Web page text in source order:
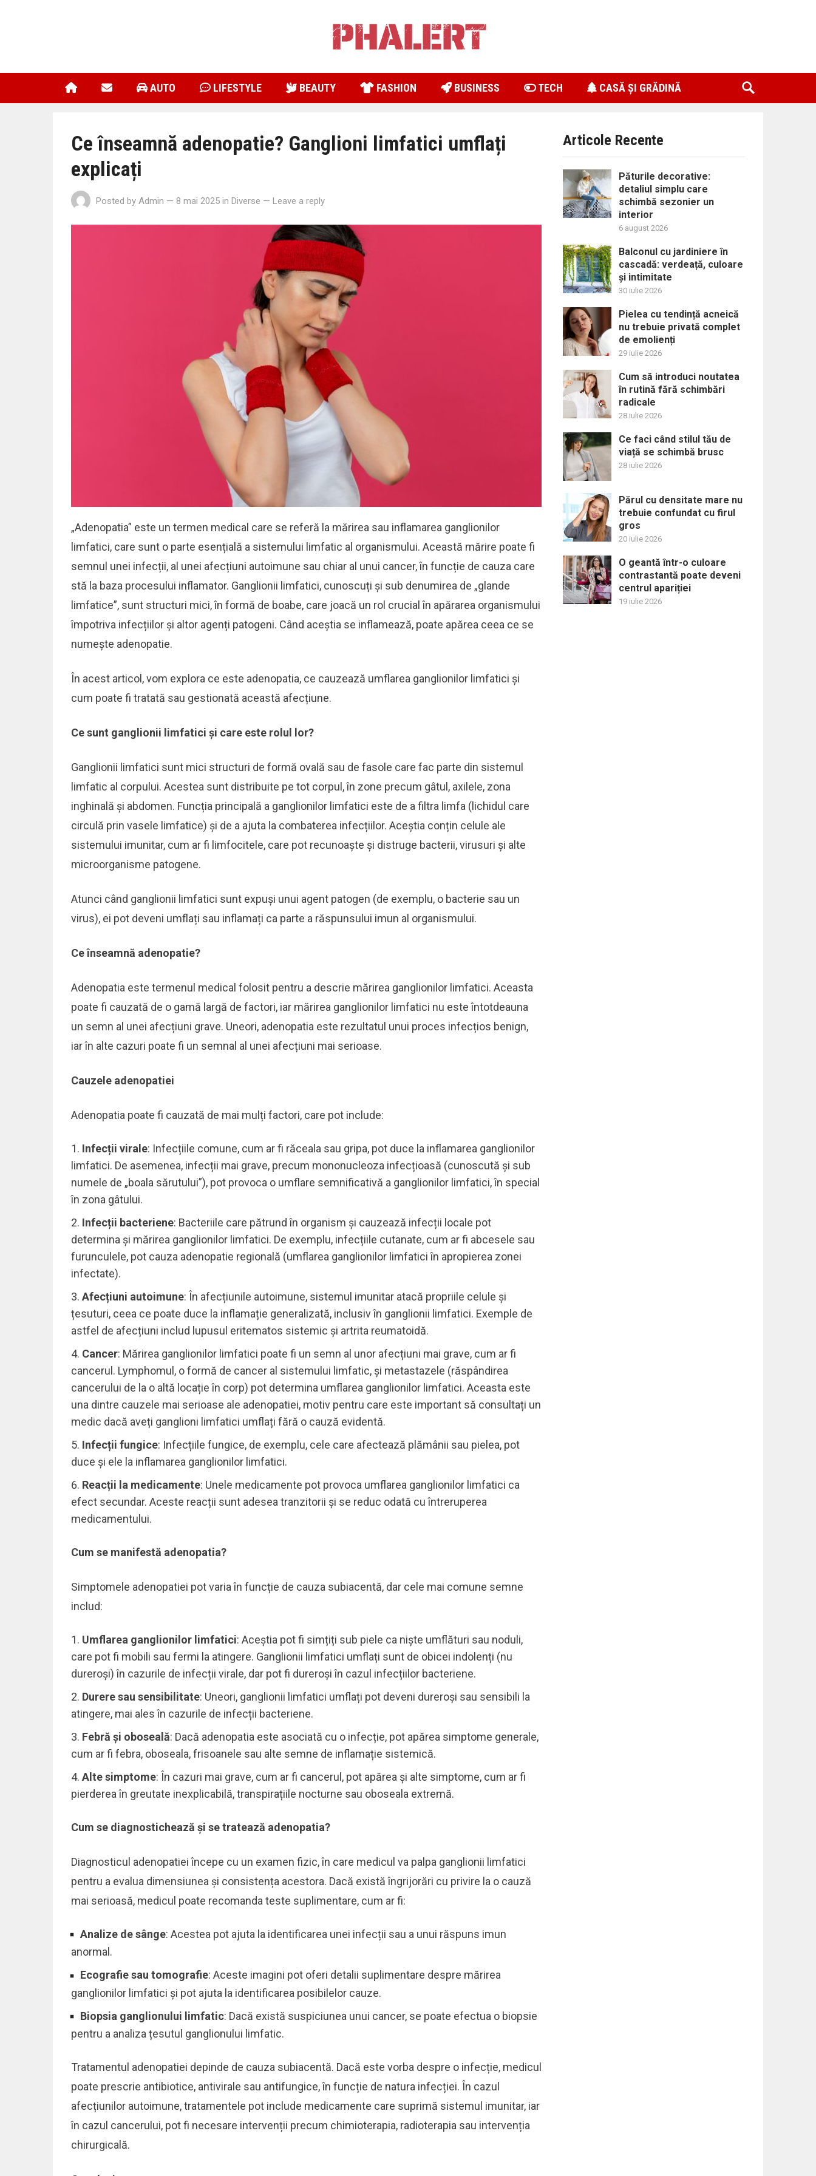
AUTO LIFESTYLE BEAUTY FASHION BUSINESS TECH CASĂ ȘI GRĂDINĂ
Ce înseamnă adenopatie? Ganglioni limfatici umflați
explicați
Posted by Admin — 8 mai 2025 in Diverse — Leave a reply
„Adenopatia” este un termen medical care se referă la mărirea sau inflamarea ganglionilor
limfatici, care sunt o parte esențială a sistemului limfatic al organismului. Această mărire poate fi
semnul unei infecții, al unei afecțiuni autoimune sau chiar al unui cancer, în funcție de cauza care
stă la baza procesului inflamator. Ganglionii limfatici, cunoscuți și sub denumirea de „glande
limfatice”, sunt structuri mici, în formă de boabe, care joacă un rol crucial în apărarea organismului
împotriva infecțiilor și altor agenți patogeni. Când aceștia se inflamează, poate apărea ceea ce se
numește adenopatie.
În acest articol, vom explora ce este adenopatia, ce cauzează umflarea ganglionilor limfatici și
cum poate fi tratată sau gestionată această afecțiune.
Ce sunt ganglionii limfatici și care este rolul lor?
Ganglionii limfatici sunt mici structuri de formă ovală sau de fasole care fac parte din sistemul
limfatic al corpului. Acestea sunt distribuite pe tot corpul, în zone precum gâtul, axilele, zona
inghinală și abdomen. Funcția principală a ganglionilor limfatici este de a filtra limfa (lichidul care
circulă prin vasele limfatice) și de a ajuta la combaterea infecțiilor. Aceștia conțin celule ale
sistemului imunitar, cum ar fi limfocitele, care pot recunoaște și distruge bacterii, virusuri și alte
microorganisme patogene.
Atunci când ganglionii limfatici sunt expuși unui agent patogen (de exemplu, o bacterie sau un
virus), ei pot deveni umflați sau inflamați ca parte a răspunsului imun al organismului.
Ce înseamnă adenopatie?
Adenopatia este termenul medical folosit pentru a descrie mărirea ganglionilor limfatici. Aceasta
poate fi cauzată de o gamă largă de factori, iar mărirea ganglionilor limfatici nu este întotdeauna
un semn al unei afecțiuni grave. Uneori, adenopatia este rezultatul unui proces infecțios benign,
iar în alte cazuri poate fi un semnal al unei afecțiuni mai serioase.
Cauzele adenopatiei
Adenopatia poate fi cauzată de mai mulți factori, care pot include:
Infecții virale: Infecțiile comune, cum ar fi răceala sau gripa, pot duce la inflamarea ganglionilor
limfatici. De asemenea, infecții mai grave, precum mononucleoza infecțioasă (cunoscută și sub
numele de „boala sărutului”), pot provoca o umflare semnificativă a ganglionilor limfatici, în special
în zona gâtului.
Infecții bacteriene: Bacteriile care pătrund în organism și cauzează infecții locale pot
determina și mărirea ganglionilor limfatici. De exemplu, infecțiile cutanate, cum ar fi abcesele sau
furunculele, pot cauza adenopatie regională (umflarea ganglionilor limfatici în apropierea zonei
infectate).
Afecțiuni autoimune: În afecțiunile autoimune, sistemul imunitar atacă propriile celule și
țesuturi, ceea ce poate duce la inflamație generalizată, inclusiv în ganglionii limfatici. Exemple de
astfel de afecțiuni includ lupusul eritematos sistemic și artrita reumatoidă.
Cancer: Mărirea ganglionilor limfatici poate fi un semn al unor afecțiuni mai grave, cum ar fi
cancerul. Lymphomul, o formă de cancer al sistemului limfatic, și metastazele (răspândirea
cancerului de la o altă locație în corp) pot determina umflarea ganglionilor limfatici. Aceasta este
una dintre cauzele mai serioase ale adenopatiei, motiv pentru care este important să consultați un
medic dacă aveți ganglioni limfatici umflați fără o cauză evidentă.
Infecții fungice: Infecțiile fungice, de exemplu, cele care afectează plămânii sau pielea, pot
duce și ele la inflamarea ganglionilor limfatici.
Reacții la medicamente: Unele medicamente pot provoca umflarea ganglionilor limfatici ca
efect secundar. Aceste reacții sunt adesea tranzitorii și se reduc odată cu întreruperea
medicamentului.
Cum se manifestă adenopatia?
Simptomele adenopatiei pot varia în funcție de cauza subiacentă, dar cele mai comune semne
includ:
Umflarea ganglionilor limfatici: Aceștia pot fi simțiți sub piele ca niște umflături sau noduli,
care pot fi mobili sau fermi la atingere. Ganglionii limfatici umflați sunt de obicei indolenți (nu
dureroși) în cazurile de infecții virale, dar pot fi dureroși în cazul infecțiilor bacteriene.
Durere sau sensibilitate: Uneori, ganglionii limfatici umflați pot deveni dureroși sau sensibili la
atingere, mai ales în cazurile de infecții bacteriene.
Febră și oboseală: Dacă adenopatia este asociată cu o infecție, pot apărea simptome generale,
cum ar fi febra, oboseala, frisoanele sau alte semne de inflamație sistemică.
Alte simptome: În cazuri mai grave, cum ar fi cancerul, pot apărea și alte simptome, cum ar fi
pierderea în greutate inexplicabilă, transpirațiile nocturne sau oboseala extremă.
Cum se diagnostichează și se tratează adenopatia?
Diagnosticul adenopatiei începe cu un examen fizic, în care medicul va palpa ganglionii limfatici
pentru a evalua dimensiunea și consistența acestora. Dacă există îngrijorări cu privire la o cauză
mai serioasă, medicul poate recomanda teste suplimentare, cum ar fi:
Analize de sânge: Acestea pot ajuta la identificarea unei infecții sau a unui răspuns imun
anormal.
Ecografie sau tomografie: Aceste imagini pot oferi detalii suplimentare despre mărirea
ganglionilor limfatici și pot ajuta la identificarea posibilelor cauze.
Biopsia ganglionului limfatic: Dacă există suspiciunea unui cancer, se poate efectua o biopsie
pentru a analiza țesutul ganglionului limfatic.
Tratamentul adenopatiei depinde de cauza subiacentă. Dacă este vorba despre o infecție, medicul
poate prescrie antibiotice, antivirale sau antifungice, în funcție de natura infecției. În cazul
afecțiunilor autoimune, tratamentele pot include medicamente care suprimă sistemul imunitar, iar
în cazul cancerului, pot fi necesare intervenții precum chimioterapia, radioterapia sau intervenția
chirurgicală.
Articole Recente
Păturile decorative:
detaliul simplu care
schimbă sezonier un
interior
6 august 2026
Balconul cu jardiniere în
cascadă: verdeață, culoare
și intimitate
30 iulie 2026
Pielea cu tendință acneică
nu trebuie privată complet
de emolienți
29 iulie 2026
Cum să introduci noutatea
în rutină fără schimbări
radicale
28 iulie 2026
Ce faci când stilul tău de
viață se schimbă brusc
28 iulie 2026
Părul cu densitate mare nu
trebuie confundat cu firul
gros
20 iulie 2026
O geantă într-o culoare
contrastantă poate deveni
centrul apariției
19 iulie 2026